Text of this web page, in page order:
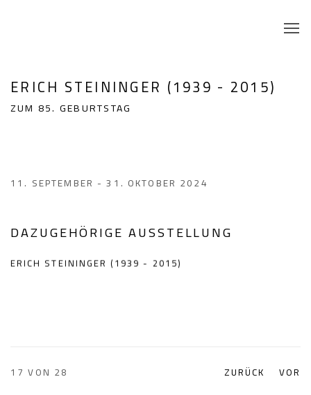
ERICH STEININGER (1939 - 2015)
ZUM 85. GEBURTSTAG
11. SEPTEMBER - 31. OKTOBER 2024
DAZUGEHÖRIGE AUSSTELLUNG
ERICH STEININGER (1939 - 2015)
ZURÜCK VOR
17VON 28